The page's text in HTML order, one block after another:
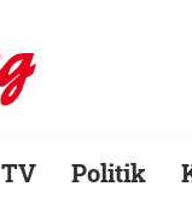
TV Politik